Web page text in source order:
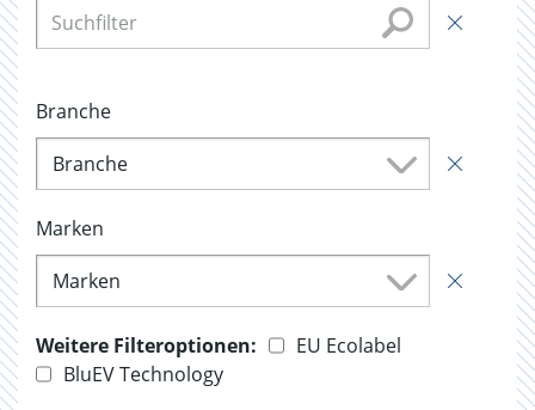
Branche
Branche
Marken
Marken
Weitere Filteroptionen:
EU Ecolabel
BluEV Technology